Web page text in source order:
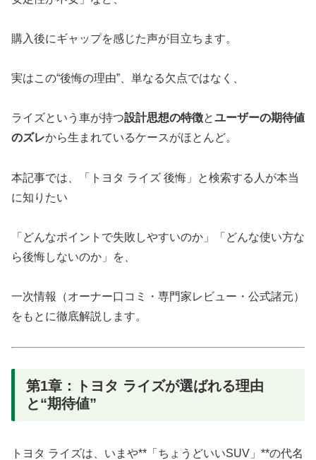
購入後にギャップを感じた声が目立ちます。
実はこの“後悔の理由”、単なる欠点ではなく、
ライズという車が持つ設計思想の特徴とユーザーの期待値
のズレから生まれているケースがほとんど。
本記事では、「トヨタ ライズ 後悔」と検索する人が本当
に知りたい
「どんなポイントで失敗しやすいのか」「どんな使い方な
ら後悔しないのか」を、
一次情報（オーナー口コミ・専門家レビュー・公式諸元）
をもとに徹底解説します。
第1章：トヨタ ライズが選ばれる理由
と“期待値”
トヨタ ライズは、いまや**「ちょうどいいSUV」**の代名